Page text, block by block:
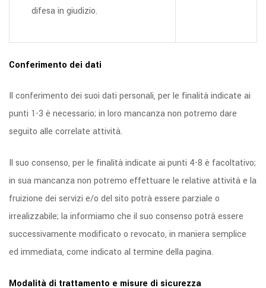
difesa in giudizio.
Conferimento dei dati
Il conferimento dei suoi dati personali, per le finalità indicate ai
punti 1-3 è necessario; in loro mancanza non potremo dare
seguito alle correlate attività.
Il suo consenso, per le finalità indicate ai punti 4-8 è facoltativo;
in sua mancanza non potremo effettuare le relative attività e la
fruizione dei servizi e/o del sito potrà essere parziale o
irrealizzabile; la informiamo che il suo consenso potrà essere
successivamente modificato o revocato, in maniera semplice
ed immediata, come indicato al termine della pagina.
Modalità di trattamento e misure di sicurezza